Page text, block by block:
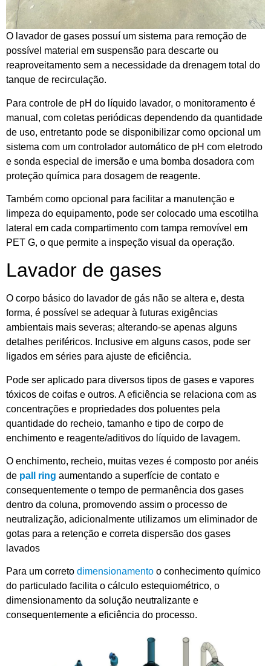
O lavador de gases possuí um sistema para remoção de
possível material em suspensão para descarte ou
reaproveitamento sem a necessidade da drenagem total do
tanque de recirculação.
Para controle de pH do líquido lavador, o monitoramento é
manual, com coletas periódicas dependendo da quantidade
de uso, entretanto pode se disponibilizar como opcional um
sistema com um controlador automático de pH com eletrodo
e sonda especial de imersão e uma bomba dosadora com
proteção química para dosagem de reagente.
Também como opcional para facilitar a manutenção e
limpeza do equipamento, pode ser colocado uma escotilha
lateral em cada compartimento com tampa removível em
PET G, o que permite a inspeção visual da operação.
Lavador de gases
O corpo básico do lavador de gás não se altera e, desta
forma, é possível se adequar à futuras exigências
ambientais mais severas; alterando-se apenas alguns
detalhes periféricos. Inclusive em alguns casos, pode ser
ligados em séries para ajuste de eficiência.
Pode ser aplicado para diversos tipos de gases e vapores
tóxicos de coifas e outros. A eficiência se relaciona com as
concentrações e propriedades dos poluentes pela
quantidade do recheio, tamanho e tipo de corpo de
enchimento e reagente/aditivos do líquido de lavagem.
O enchimento, recheio, muitas vezes é composto por anéis
de pall ring aumentando a superfície de contato e
consequentemente o tempo de permanência dos gases
dentro da coluna, promovendo assim o processo de
neutralização, adicionalmente utilizamos um eliminador de
gotas para a retenção e correta dispersão dos gases
lavados
Para um correto dimensionamento o conhecimento químico
do particulado facilita o cálculo estequiométrico, o
dimensionamento da solução neutralizante e
consequentemente a eficiência do processo.